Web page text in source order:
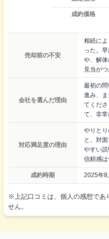
成約価格
売却前の不安
相続に
った。
や、解
見当がつ
会社を選んだ理由
最初の
進み、
てくだ
て、非常
対応満足度の理由
やりと
と、対
やすい説
信頼感は
成約時期 2025年8
※上記口コミは、個人の感想であ
せん。